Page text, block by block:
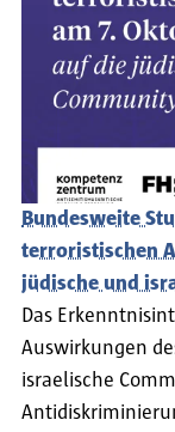
Bundesweite
terroristischen
jüdische und
Das
Auswirkungen
israelische